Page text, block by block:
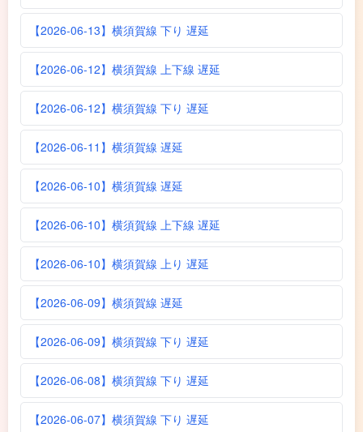
【2026-06-13】横須賀線 下り 遅延
【2026-06-12】横須賀線 上下線 遅延
【2026-06-12】横須賀線 下り 遅延
【2026-06-11】横須賀線 遅延
【2026-06-10】横須賀線 遅延
【2026-06-10】横須賀線 上下線 遅延
【2026-06-10】横須賀線 上り 遅延
【2026-06-09】横須賀線 遅延
【2026-06-09】横須賀線 下り 遅延
【2026-06-08】横須賀線 下り 遅延
【2026-06-07】横須賀線 下り 遅延